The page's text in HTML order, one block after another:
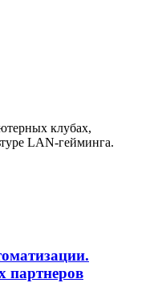
клубах,
LAN-гейминга.
партнеров